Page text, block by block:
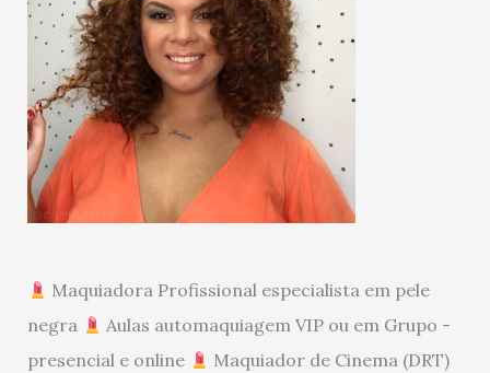
Maquiadora Profissional especialista em pele
negra
Aulas automaquiagem VIP ou em Grupo -
presencial e online
Maquiador de Cinema (DRT)